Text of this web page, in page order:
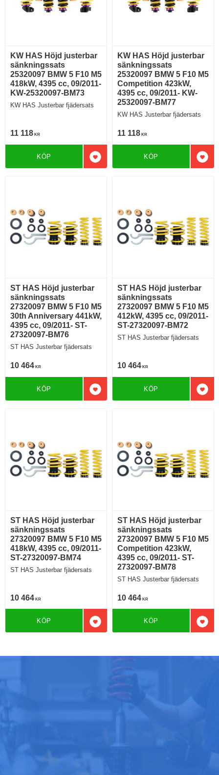
KW HAS Höjd justerbar
sänkningssats
25320097 BMW 5 F10 M5
418kW, 4395 cc, 09/2011-
KW-25320097-BM73
KW HAS Justerbar fjädersats
11 118 KR
Lägg till i favoriter
KÖP
KW HAS Höjd justerbar
sänkningssats
25320097 BMW 5 F10 M5
Competition 423kW,
4395 cc, 09/2011- KW-
25320097-BM77
KW HAS Justerbar fjädersats
11 118 KR
KÖP
ST HAS Höjd justerbar
sänkningssats
27320097 BMW 5 F10 M5
30th Anniversary 441kW,
4395 cc, 09/2011- ST-
27320097-BM76
ST HAS Justerbar fjädersats
10 464 KR
Lägg till i favoriter
KÖP
ST HAS Höjd justerbar
sänkningssats
27320097 BMW 5 F10 M5
412kW, 4395 cc, 09/2011-
ST-27320097-BM72
ST HAS Justerbar fjädersats
10 464 KR
KÖP
ST HAS Höjd justerbar
sänkningssats
27320097 BMW 5 F10 M5
418kW, 4395 cc, 09/2011-
ST-27320097-BM74
ST HAS Justerbar fjädersats
10 464 KR
Lägg till i favoriter
KÖP
ST HAS Höjd justerbar
sänkningssats
27320097 BMW 5 F10 M5
Competition 423kW,
4395 cc, 09/2011- ST-
27320097-BM78
ST HAS Justerbar fjädersats
10 464 KR
KÖP